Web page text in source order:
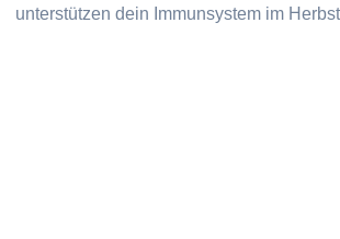
unterstützen dein Immunsystem im